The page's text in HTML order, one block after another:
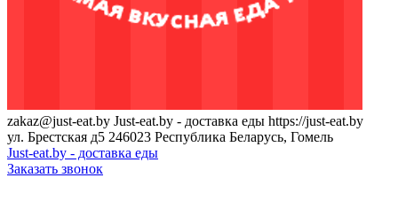
zakaz@just-eat.by Just-eat.by - доставка еды https://just-eat.by
ул. Брестская д5 246023 Республика Беларусь, Гомель
Just-eat.by - доставка еды
Заказать звонок